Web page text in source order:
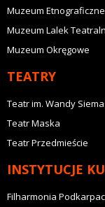
Muzeum Etnograficzne
Muzeum Lalek
Muzeum Okręgowe
TEATRY
Teatr im. Wandy
Teatr Maska
Teatr Przedmieście
INSTYTUCJE
Filharmonia